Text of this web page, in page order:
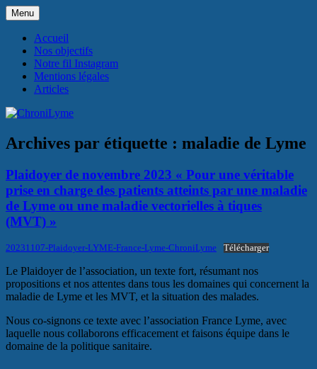
Aller
au
contenu
ChroniLyme
l'amélioration du diagnostic et des
traitements de la maladie de #Lyme, des
maladies vectorielles à tiques et plus
généralement des crypto-infections.
Menu
Accueil
Nos objectifs
Notre fil Instagram
Mentions légales
Articles
Archives par étiquette : maladie de Lyme
Plaidoyer de novembre 2023 « Pour une véritable
prise en charge des patients atteints par une maladie
de Lyme ou une maladie vectorielles à tiques
(MVT) »
20231107-Plaidoyer-LYME-France-Lyme-ChroniLyme Télécharger
Le Plaidoyer de l’association, un texte fort, résumant nos
propositions et nos attentes dans tous les domaines qui concernent la
maladie de Lyme et les MVT, et la situation des malades.
Nous co-signons ce texte avec l’association France Lyme, avec
laquelle nous collaborons efficacement et faisons équipe dans le
domaine de la politique sanitaire.